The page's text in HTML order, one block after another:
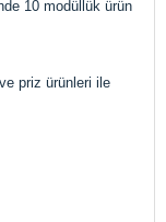
10 modüllük ürün
priz ürünleri ile